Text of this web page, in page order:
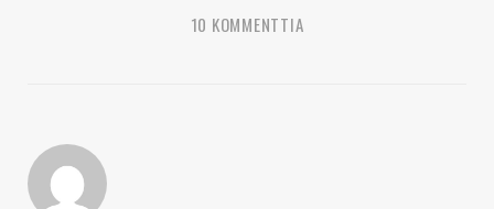
10 KOMMENTTIA